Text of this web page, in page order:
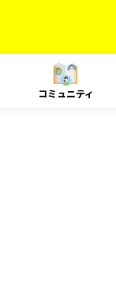
コミュニティ